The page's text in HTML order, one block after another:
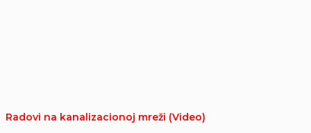
Radovi na kanalizacionoj mreži (Video)